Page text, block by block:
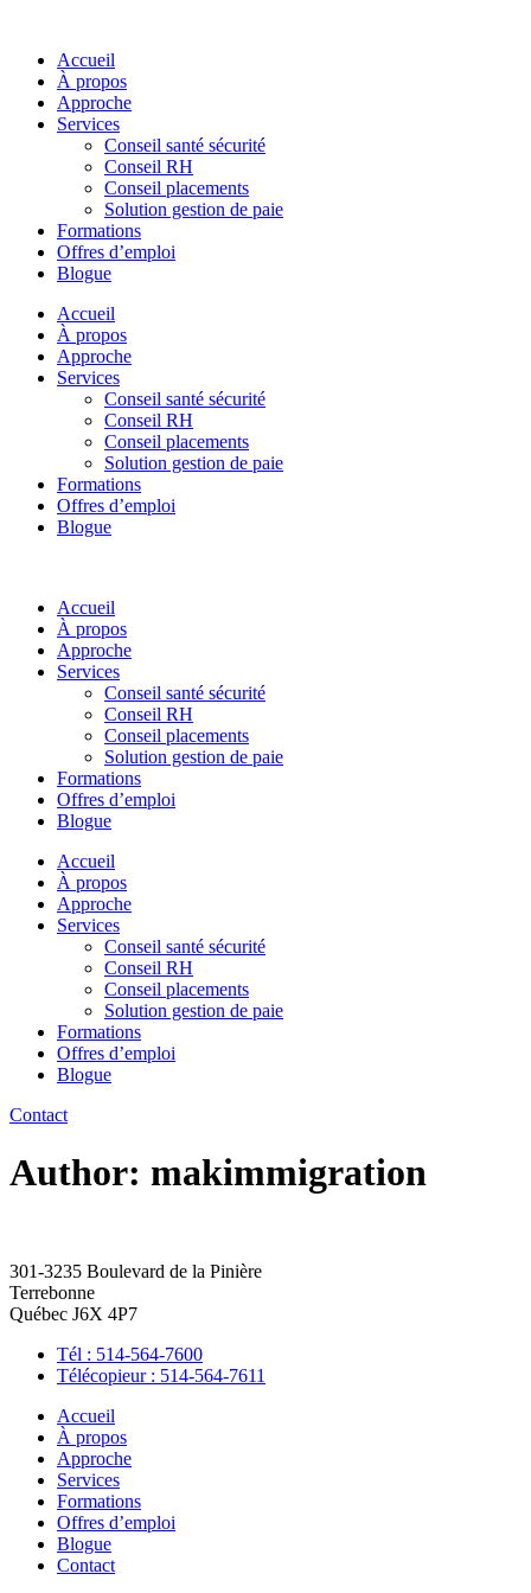
contentAccueil
À propos
Approche
Services
Conseil santé sécurité
Conseil RH
Conseil placements
Solution gestion de paie
Formations
Offres d’emploi
Blogue
Accueil
À propos
Approche
Services
Conseil santé sécurité
Conseil RH
Conseil placements
Solution gestion de paie
Formations
Offres d’emploi
Blogue
Accueil
À propos
Approche
Services
Conseil santé sécurité
Conseil RH
Conseil placements
Solution gestion de paie
Formations
Offres d’emploi
Blogue
Accueil
À propos
Approche
Services
Conseil santé sécurité
Conseil RH
Conseil placements
Solution gestion de paie
Formations
Offres d’emploi
Blogue
Contact
Author: makimmigration
301-3235 Boulevard de la Pinière
Terrebonne
Québec J6X 4P7
Tél : 514-564-7600
Télécopieur : 514-564-7611
Accueil
À propos
Approche
Services
Formations
Offres d’emploi
Blogue
Contact